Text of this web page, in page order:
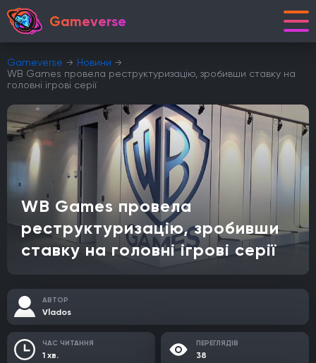
Gameverse
Gameverse
Новини
WB Games провела реструктуризацію, зробивши ставку на
головні ігрові серії
WB Games провела
реструктуризацію, зробивши
ставку на головні ігрові серії
АВТОР
Vlados
ЧАС ЧИТАННЯ
1 хв.
ПЕРЕГЛЯДІВ
38